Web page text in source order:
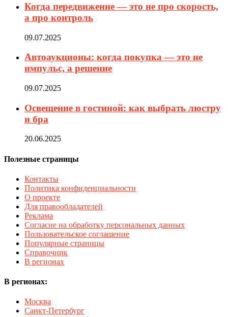
Когда передвижение — это не про скорость,
а про контроль
09.07.2025
Автоаукционы: когда покупка — это не
импульс, а решение
09.07.2025
Освещение в гостиной: как выбрать люстру
и бра
20.06.2025
Полезные страницы
Контакты
Политика конфиденциальности
О проекте
Для правообладателей
Реклама
Согласие на обработку персональных данных
Пользовательское соглашение
Популярные страницы
Справочник
В регионах
В регионах:
Москва
Санкт-Петербург